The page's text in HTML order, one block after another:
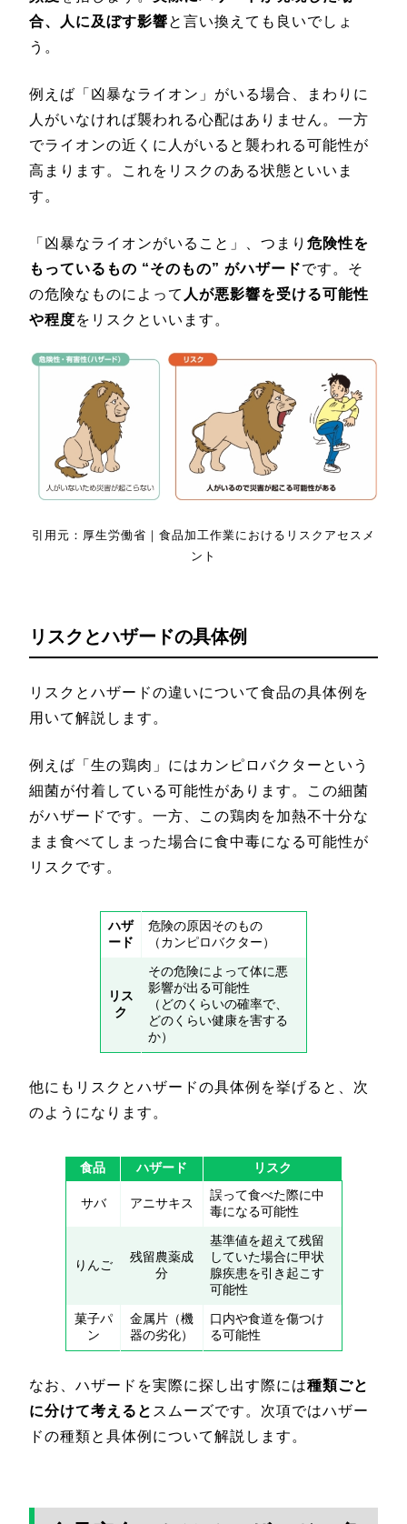
合、人に及ぼす影響と言い換えても良いでしょ
う。
例えば「凶暴なライオン」がいる場合、まわりに
人がいなければ襲われる心配はありません。一方
でライオンの近くに人がいると襲われる可能性が
高まります。これをリスクのある状態といいま
す。
「凶暴なライオンがいること」、つまり 危険性を
もっているもの “そのもの” がハザードです。そ
の危険なものによって 人が悪影響を受ける可能性
や程度をリスクといいます。
引用元：厚生労働省｜食品加工作業におけるリスクアセスメ
ント
リスクとハザードの具体例
リスクとハザードの違いについて食品の具体例を
用いて解説します。
例えば「生の鶏肉」にはカンピロバクターという
細菌が付着している可能性があります。この細菌
がハザードです。一方、この鶏肉を加熱不十分な
まま食べてしまった場合に食中毒になる可能性が
リスクです。
ハザ
ード
危険の原因そのもの
（カンピロバクター）
リス
ク
その危険によって体に悪
影響が出る可能性
（どのくらいの確率で、
どのくらい健康を害する
か）
他にもリスクとハザードの具体例を挙げると、次
のようになります。
食品 ハザード リスク
サバ アニサキス
誤って食べた際に中
毒になる可能性
りんご
残留農薬成
分
基準値を超えて残留
していた場合に甲状
腺疾患を引き起こす
可能性
菓子パ
ン
金属片（機
器の劣化）
口内や食道を傷つけ
る可能性
なお、ハザードを実際に探し出す際には種類ごと
に分けて考えると スムーズです。次項ではハザー
ドの種類と具体例について解説します。